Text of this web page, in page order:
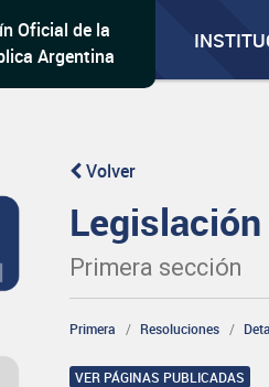
Oficial de la
Argentina
Volver
Primera sección
Primera Resoluciones
VER PÁGINAS PUBLICADAS